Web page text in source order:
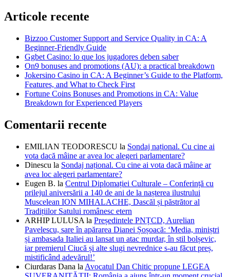
Articole recente
Bizzoo Customer Support and Service Quality in CA: A
Beginner-Friendly Guide
Ggbet Casino: lo que los jugadores deben saber
On9 bonuses and promotions (AU): a practical breakdown
Jokersino Casino in CA: A Beginner’s Guide to the Platform,
Features, and What to Check First
Fortune Coins Bonuses and Promotions in CA: Value
Breakdown for Experienced Players
Comentarii recente
EMILIAN TEODORESCU la Sondaj național. Cu cine ai
vota dacă mâine ar avea loc alegeri parlamentare?
Dinescu la Sondaj național. Cu cine ai vota dacă mâine ar
avea loc alegeri parlamentare?
Eugen B. la Centrul Diplomației Culturale – Conferință cu
prilejul aniversării a 140 de ani de la nașterea ilustrului
Muscelean ION MIHALACHE, Dascăl și păstrător al
Tradițiilor Satului românesc etern
ARHIP LULUSA la Președintele PNȚCD, Aurelian
Pavelescu, sare în apărarea Dianei Șoșoacă: ‘Media, miniștri
și ambasada Italiei au lansat un atac murdar, în stil bolșevic,
iar premierul Ciucă și alte slugi nevrednice s-au făcut preș,
mistificând adevărul!’
Ciurdaras Dana la Avocatul Dan Chitic propune LEGEA